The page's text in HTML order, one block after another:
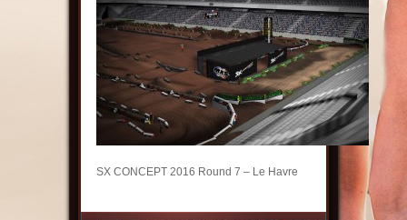
SX CONCEPT 2016 Round 7 – Le Havre